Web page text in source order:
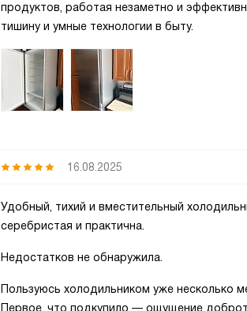
продуктов, работая незаметно и
тишину и умные технологии в быту.
16.08.2025
Удобный, тихий и вместительный
серебристая и практична.
Недостатков не обнаружила.
Пользуюсь холодильником уже несколько
Первое, что подкупило — ощущение